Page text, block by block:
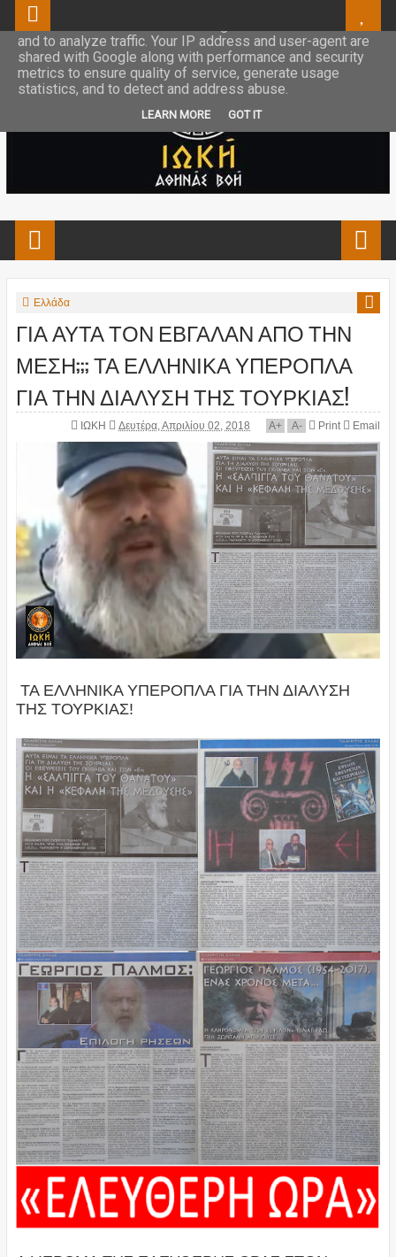
Ελλάδα
ΓΙΑ ΑΥΤΑ ΤΟΝ ΕΒΓΑΛΑΝ ΑΠΟ ΤΗΝ
ΜΕΣΗ;;; ΤΑ ΕΛΛΗΝΙΚΑ ΥΠΕΡΟΠΛΑ
ΓΙΑ ΤΗΝ ΔΙΑΛΥΣΗ ΤΗΣ ΤΟΥΡΚΙΑΣ!
ΙΩΚΗ Δευτέρα, Απριλίου 02, 2018 A+ A- Print Email
ΤΑ ΕΛΛΗΝΙΚΑ ΥΠΕΡΟΠΛΑ ΓΙΑ ΤΗΝ ΔΙΑΛΥΣΗ
ΤΗΣ ΤΟΥΡΚΙΑΣ!
This site uses cookies from Google to deliver its services
and to analyze traffic. Your IP address and user-agent are
shared with Google along with performance and security
metrics to ensure quality of service, generate usage
statistics, and to detect and address abuse.
LEARN MORE GOT IT